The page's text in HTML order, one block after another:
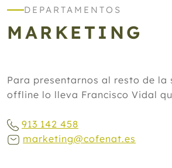
DEPARTAMENTOS
MARKETING
Para presentarnos al resto de
offline lo lleva Francisco Vidal
913 142 458
marketing@cofenat.es